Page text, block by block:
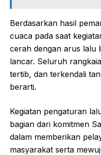
Berdasarkan hasil
cuaca pada saat
cerah dengan arus lalu
lancar. Seluruh
tertib, dan terkendali
berarti.
Kegiatan pengaturan
bagian dari komitmen
dalam memberikan
masyarakat serta